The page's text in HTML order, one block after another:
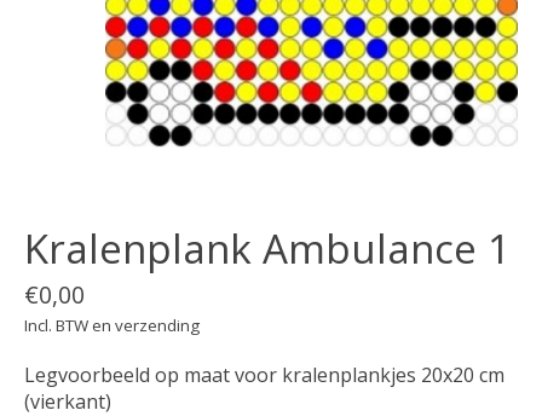
Kralenplank Ambulance 1
€0,00
Incl. BTW en verzending
Legvoorbeeld op maat voor kralenplankjes 20x20 cm
(vierkant)